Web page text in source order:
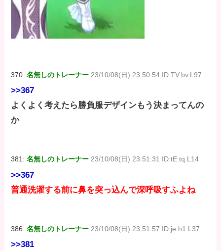
370:名無しのトレーナー 23/10/08(日) 23:50:54 ID:TV.bv.L97
>>367
よくよく考えたら勝負服デザインもう決まってんの
か
381:名無しのトレーナー 23/10/08(日) 23:51:31 ID:tE.tq.L14
>>367
普通洗濯する前に鼻を突っ込んで深呼吸すふよね
386:名無しのトレーナー 23/10/08(日) 23:51:57 ID:je.h1.L37
>>381